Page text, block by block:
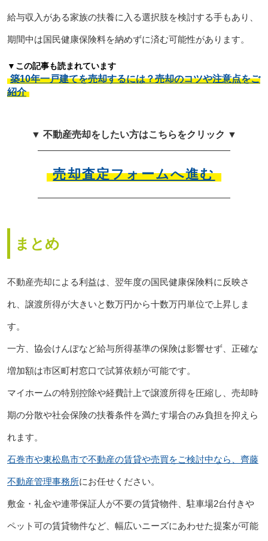
給与収入がある家族の扶養に入る選択肢を検討する手もあり、
期間中は国民健康保険料を納めずに済む可能性があります。
▼この記事も読まれています
築10年一戸建てを売却するには？売却のコツや注意点をご
紹介
▼ 不動産売却をしたい方はこちらをクリック ▼
売却査定フォームへ進む
まとめ
不動産売却による利益は、翌年度の国民健康保険料に反映さ
れ、譲渡所得が大きいと数万円から十数万円単位で上昇しま
す。
一方、協会けんぽなど給与所得基準の保険は影響せず、正確な
増加額は市区町村窓口で試算依頼が可能です。
マイホームの特別控除や経費計上で譲渡所得を圧縮し、売却時
期の分散や社会保険の扶養条件を満たす場合のみ負担を抑えら
れます。
石巻市や東松島市で不動産の賃貸や売買をご検討中なら、齊藤
不動産管理事務所にお任せください。
敷金・礼金や連帯保証人が不要の賃貸物件、駐車場2台付きや
ペット可の賃貸物件など、幅広いニーズにあわせた提案が可能